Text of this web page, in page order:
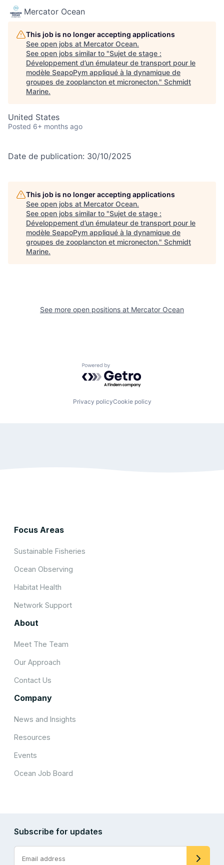
Mercator Ocean
This job is no longer accepting applications
See open jobs at Mercator Ocean.
See open jobs similar to "Sujet de stage :
Développement d’un émulateur de transport pour le
modèle SeapoPym appliqué à la dynamique de
groupes de zooplancton et micronecton." Schmidt
Marine.
United States
Posted 6+ months ago
Date de publication: 30/10/2025
This job is no longer accepting applications
See open jobs at Mercator Ocean.
See open jobs similar to "Sujet de stage :
Développement d’un émulateur de transport pour le
modèle SeapoPym appliqué à la dynamique de
groupes de zooplancton et micronecton." Schmidt
Marine.
See more open positions at Mercator Ocean
Powered by Getro.com
Privacy policyCookie policy
Focus Areas
Sustainable Fisheries
Ocean Observing
Habitat Health
Network Support
About
Meet The Team
Our Approach
Contact Us
Company
News and Insights
Resources
Events
Ocean Job Board
Subscribe for updates